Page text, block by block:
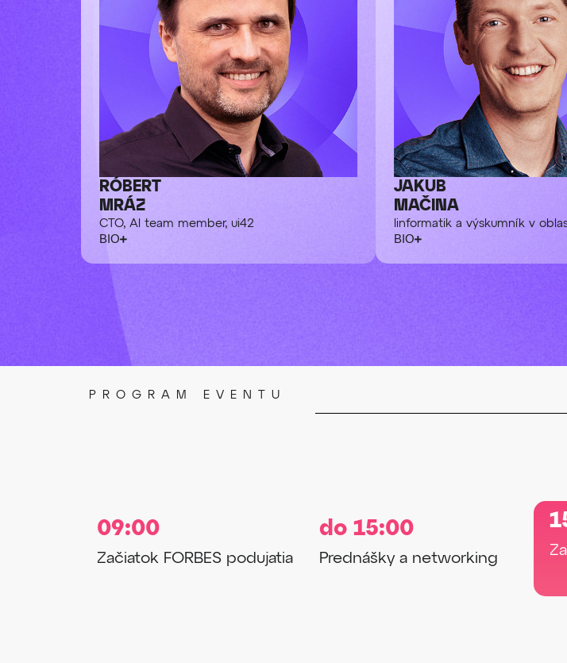
RÓBERT
MRÁZ
CTO, AI team member, ui42
BIO
JAKUB
MAČINA
Iinformatik a výskumník v
BIO
PROGRAM EVENTU
09:00
Začiatok FORBES podujatia
do 15:00
Prednášky a networking